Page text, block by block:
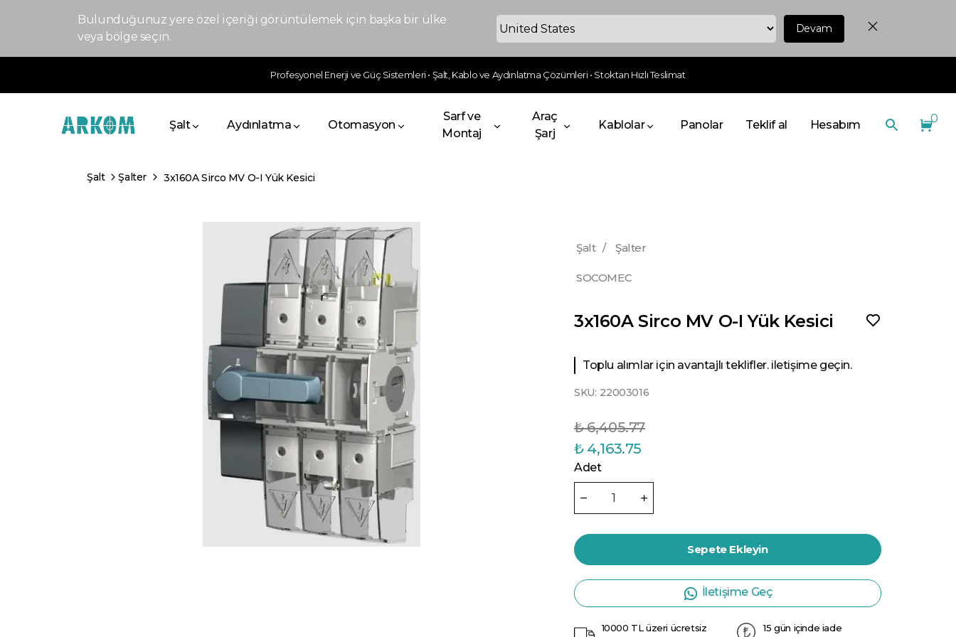
Bulunduğunuz yere özel içeriği görüntülemek için başka bir ülke
veya bölge seçin.
Devam
Profesyonel Enerji ve Güç Sistemleri • Şalt, Kablo ve Aydınlatma Çözümleri • Stoktan Hızlı Teslimat
Şalt Aydınlatma Otomasyon
Sarf ve
Montaj
Araç
Şarj
Kablolar Panolar Teklif al Hesabım 0
Şalt Şalter 3x160A Sirco MV O-I Yük Kesici
Şalt / Şalter
SOCOMEC
3x160A Sirco MV O-I Yük Kesici
Toplu alımlar için avantajlı teklifler. iletişime geçin.
SKU: 22003016
₺ 6,405.77
₺ 4,163.75
Adet
Sepete Ekleyin
İletişime Geç
10000 TL üzeri ücretsiz
15 gün içinde iade